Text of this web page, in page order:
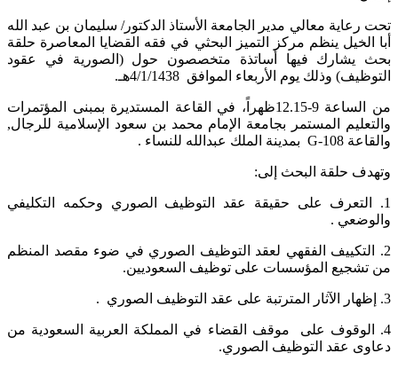
​​​تحت رعاية معالي مدير الجامعة الأستاذ الدكتور/ سليمان بن عبد الله
أبا الخيل ينظم مركز التميز البحثي في فقه القضايا المعاصرة حلقة
بحث يشارك فيها أساتذة متخصصون حول (الصورية في عقود
التوظيف) وذلك يوم الأربعاء الموافق 4​/1/​1438هـ.​
من الساعة 9-12.15ظهراً، في القاعة المستديرة بمبنى المؤتمرات
والتعليم المستمر بجامعة الإمام محمد بن سعود الإسلامية للرجال,
والقاعة G-108 بمدينة الملك عبدالله للنساء .
وتهدف حلقة البحث إلى:​
1. التعرف على حقيقة عقد التوظيف الصوري وحكمه التكليفي
والوضعي .
2. التكييف الفقهي لعقد التوظيف الصوري في ضوء مقصد المنظم
من تشجيع المؤسسات على توظيف السعوديين.
3. إظهار الآثار المترتبة على عقد التوظيف الصوري .
4. الوقوف على موقف القضاء في المملكة العربية السعودية من
دعاوى عقد التوظيف الصوري.